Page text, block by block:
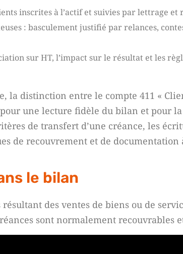
inscrites à l’actif et suivies par lettrage
: basculement justifié par relances,
sur HT, l’impact sur le résultat et les
la distinction entre le compte 411 «
une lecture fidèle du bilan et pour
de transfert d’une créance, les
de recouvrement et de documentation
le bilan
des ventes de biens ou de
sont normalement recouvrables